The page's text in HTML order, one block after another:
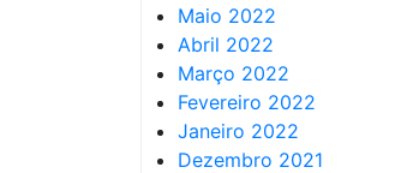
Maio 2022
Abril 2022
Março 2022
Fevereiro 2022
Janeiro 2022
Dezembro 2021